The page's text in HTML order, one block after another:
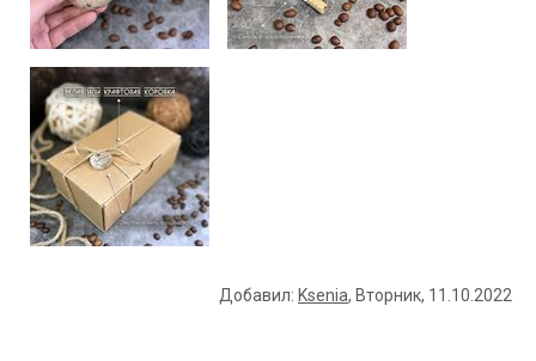
Добавил: Ksenia, Вторник, 11.10.2022